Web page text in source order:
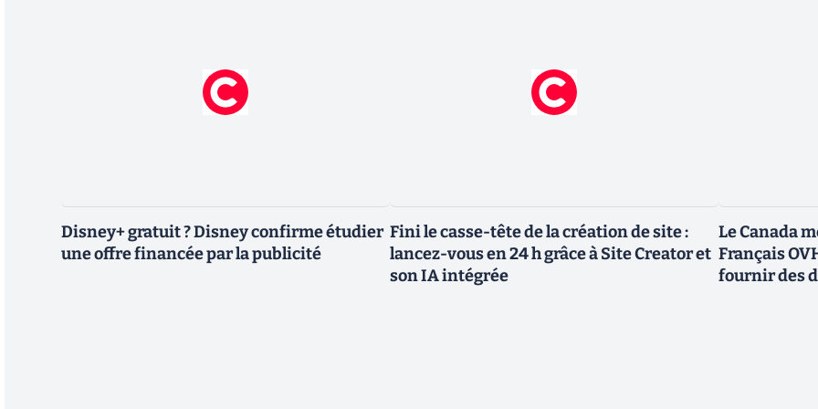
Disney+ gratuit ? Disney confirme étudier
une offre financée par la publicité
Fini le casse-tête de la création de site :
lancez-vous en 24 h grâce à Site Creator et
son IA intégrée
Le Canada
Français
fournir des